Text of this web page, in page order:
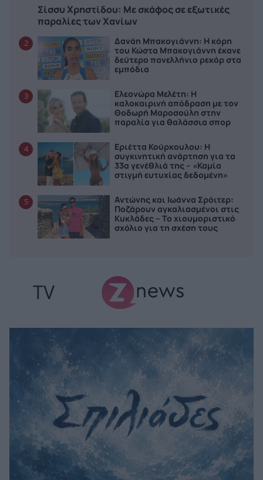
Σίσσυ Χρηστίδου: Με σκάφος σε εξωτικές
παραλίες των Χανίων
2
Δανάη Μπακογιάννη: Η κόρη
του Κώστα Μπακογιάννη έκανε
δεύτερο πανελλήνιο ρεκόρ στα
εμπόδια
3
Ελεονώρα Μελέτη: Η
καλοκαιρινή απόδραση με τον
Θοδωρή Μαροσούλη στην
παραλία για θαλάσσια σπορ
4
Εριέττα Κούρκουλου: Η
συγκινητική ανάρτηση για τα
33α γενέθλιά της – «Καμία
στιγμή ευτυχίας δεδομένη»
5
Αντώνης και Ιωάννα Σρόιτερ:
Ποζάρουν αγκαλιασμένοι στις
Κυκλάδες – Το χιουμοριστικό
σχόλιο για τη σχέση τους
TV